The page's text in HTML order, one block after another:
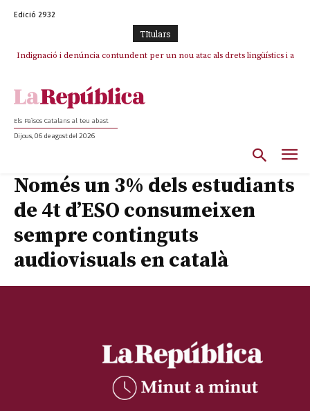
Edició 2932
TItulars
Indignació i denúncia contundent per un nou atac als drets lingüístics i a
Els Països Catalans al teu abast
Dijous, 06 de agost del 2026
Només un 3% dels estudiants
de 4t d’ESO consumeixen
sempre continguts
audiovisuals en català